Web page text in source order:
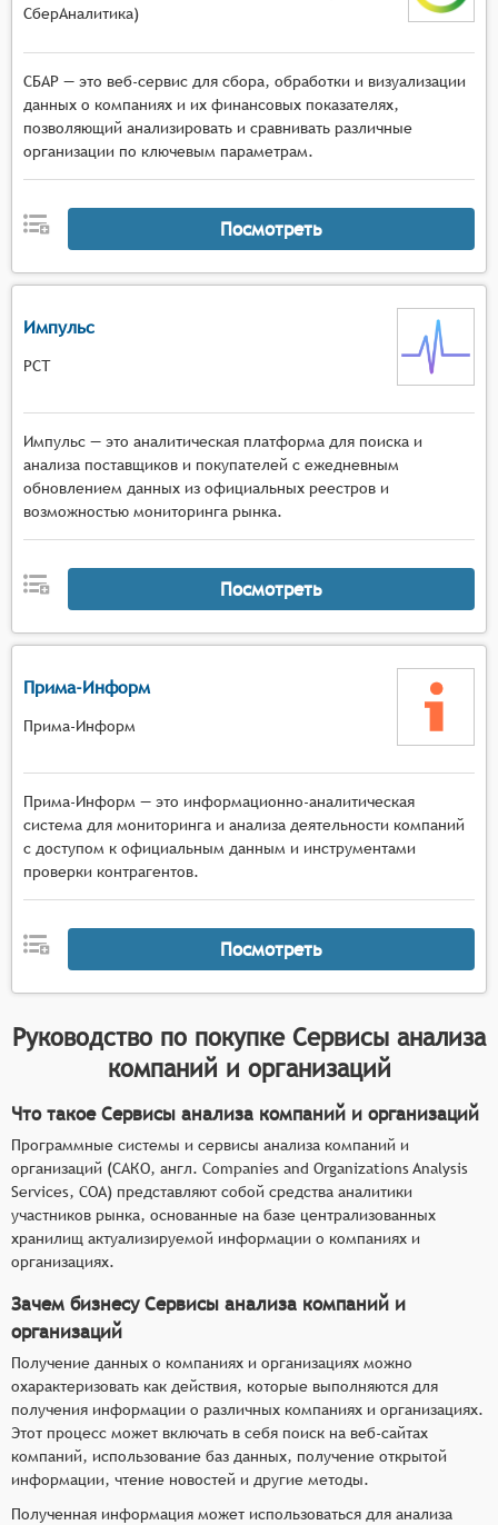
СберАналитика)
СБАР — это веб-сервис для сбора, обработки и визуализации
данных о компаниях и их финансовых показателях,
позволяющий анализировать и сравнивать различные
организации по ключевым параметрам.
Посмотреть
Импульс
РСТ
Импульс — это аналитическая платформа для поиска и
анализа поставщиков и покупателей с ежедневным
обновлением данных из официальных реестров и
возможностью мониторинга рынка.
Посмотреть
Прима-Информ
Прима-Информ
Прима-Информ — это информационно-аналитическая
система для мониторинга и анализа деятельности компаний
с доступом к официальным данным и инструментами
проверки контрагентов.
Посмотреть
Руководство по покупке Сервисы анализа
компаний и организаций
Что такое Сервисы анализа компаний и организаций
Программные системы и сервисы анализа компаний и
организаций (САКО, англ. Companies and Organizations Analysis
Services, COA) представляют собой средства аналитики
участников рынка, основанные на базе централизованных
хранилищ актуализируемой информации о компаниях и
организациях.
Зачем бизнесу Сервисы анализа компаний и
организаций
Получение данных о компаниях и организациях можно
охарактеризовать как действия, которые выполняются для
получения информации о различных компаниях и организациях.
Этот процесс может включать в себя поиск на веб-сайтах
компаний, использование баз данных, получение открытой
информации, чтение новостей и другие методы.
Полученная информация может использоваться для анализа